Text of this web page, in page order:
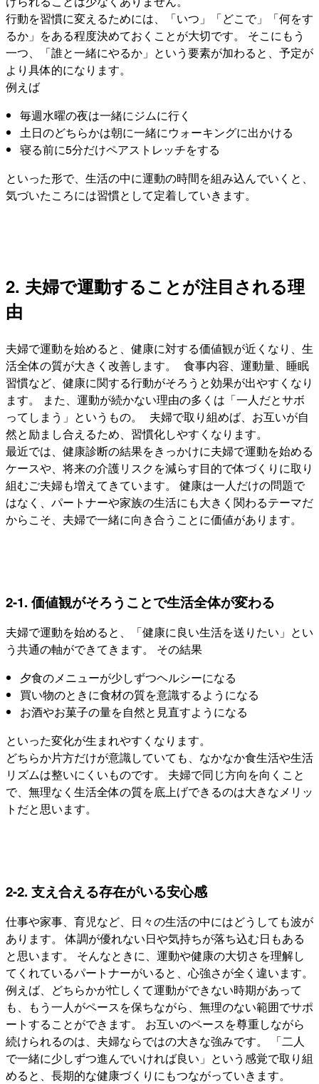
行動を習慣に変えるためには、「いつ」「どこで」「何をす
るか」をある程度決めておくことが大切です。 そこにもう
一つ、「誰と一緒にやるか」という要素が加わると、予定が
より具体的になります。
例えば
毎週水曜の夜は一緒にジムに行く
土日のどちらかは朝に一緒にウォーキングに出かける
寝る前に5分だけペアストレッチをする
といった形で、生活の中に運動の時間を組み込んでいくと、
気づいたころには習慣として定着していきます。
2. 夫婦で運動することが注目される理
由
夫婦で運動を始めると、健康に対する価値観が近くなり、生
活全体の質が大きく改善します。 食事内容、運動量、睡眠
習慣など、健康に関する行動がそろうと効果が出やすくなり
ます。 また、運動が続かない理由の多くは「一人だとサボ
ってしまう」というもの。 夫婦で取り組めば、お互いが自
然と励まし合えるため、習慣化しやすくなります。
最近では、健康診断の結果をきっかけに夫婦で運動を始める
ケースや、将来の介護リスクを減らす目的で体づくりに取り
組むご夫婦も増えてきています。 健康は一人だけの問題で
はなく、パートナーや家族の生活にも大きく関わるテーマだ
からこそ、夫婦で一緒に向き合うことに価値があります。
2-1. 価値観がそろうことで生活全体が変わる
夫婦で運動を始めると、「健康に良い生活を送りたい」とい
う共通の軸ができてきます。 その結果
夕食のメニューが少しずつヘルシーになる
買い物のときに食材の質を意識するようになる
お酒やお菓子の量を自然と見直すようになる
といった変化が生まれやすくなります。
どちらか片方だけが意識していても、なかなか食生活や生活
リズムは整いにくいものです。 夫婦で同じ方向を向くこと
で、無理なく生活全体の質を底上げできるのは大きなメリッ
トだと思います。
2-2. 支え合える存在がいる安心感
仕事や家事、育児など、日々の生活の中にはどうしても波が
あります。 体調が優れない日や気持ちが落ち込む日もある
と思います。 そんなときに、運動や健康の大切さを理解し
てくれているパートナーがいると、心強さが全く違います。
例えば、どちらかが忙しくて運動ができない時期があって
も、もう一人がペースを保ちながら、無理のない範囲でサポ
ートすることができます。 お互いのペースを尊重しながら
続けられるのは、夫婦ならではの大きな強みです。 「二人
で一緒に少しずつ進んでいければ良い」という感覚で取り組
めると、長期的な健康づくりにもつながっていきます。